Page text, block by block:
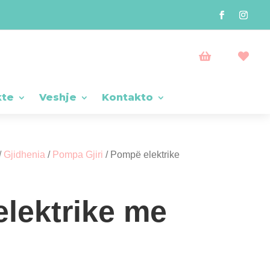
 
Veshje Kontakto
Gjidhenia / Pompa Gjiri / Pompë elektrike
me